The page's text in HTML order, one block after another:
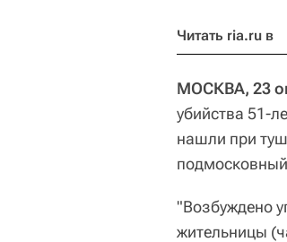
Читать ria.ru в
МОСКВА, 23
убийства 51-
нашли при
"Возбуждено
жительницы